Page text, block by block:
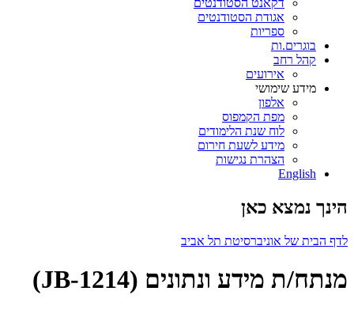
דקאנט הסטודנטים
אגודת הסטודנטים
ספריות
בוגרים.ות
קהל רחב
אירועים
מידע שימושי
אלפון
מפת הקמפוס
לוח שנת הלימודים
מידע לשעת חירום
הצהרת נגישות
English
הינך נמצא כאן
לדף הבית של אוניברסיטת תל אביב
מנתח/ת מידע ונתונים (JB-1214)